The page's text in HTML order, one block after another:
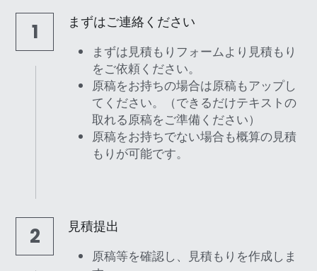
よくある質問
ダウンロード
1 まずはご連絡ください
まずは見積もりフォームより見積もり
をご依頼ください。
原稿をお持ちの場合は原稿もアップし
てください。（できるだけテキストの
取れる原稿をご準備ください）
原稿をお持ちでない場合も概算の見積
もりが可能です。
2 見積提出
原稿等を確認し、見積もりを作成しま